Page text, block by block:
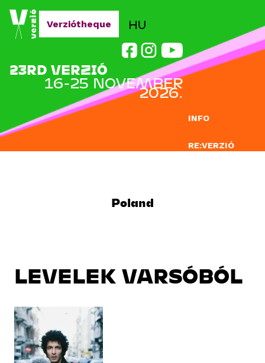
Jump to navigation
INFO
RE:VERZIÓ
HU
23RD VERZIÓ
16-25 NOVEMBER
2026.
Verziótheque
Poland
LEVELEK VARSÓBÓL